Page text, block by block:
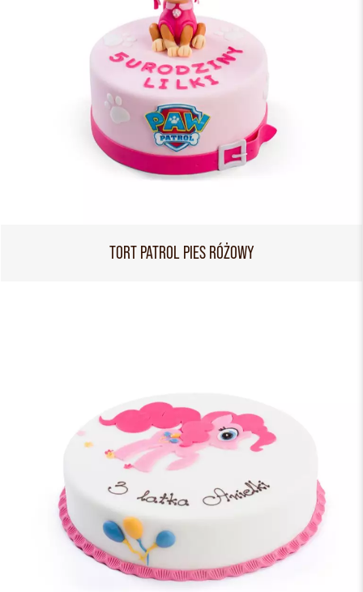
TORT PATROL PIES RÓŻOWY